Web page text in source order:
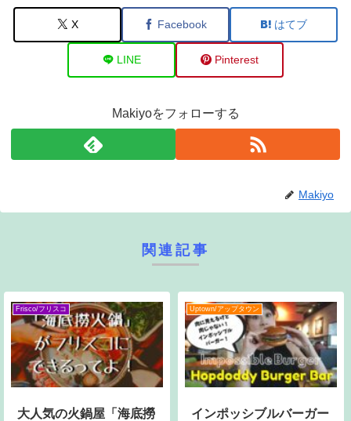
X Facebook はてブ
LINE Pinterest
Makiyoをフォローする
Makiyo
関連記事
Frisco/フリスコ
大人気の火鍋屋「海底撈
Uptown/アップタウン
インポッシブルバーガー